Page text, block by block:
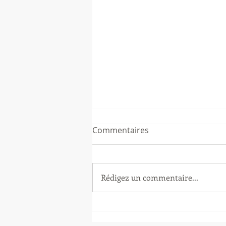
Commentaires
Rédigez un commentaire...